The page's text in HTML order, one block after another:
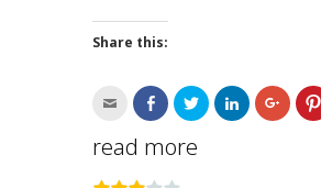
Share this:
Click
email
this
to
friend
Click
to
share
on
Facebook
in
Click
to
share
Click
to
share
Click
to
share
read more